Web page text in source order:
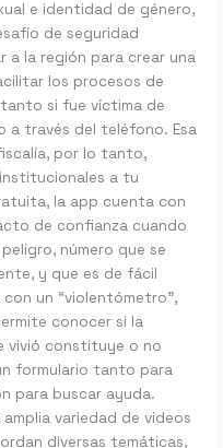
e identidad de género,
de seguridad
a la región para crear una
los procesos de
tanto si fue víctima de
a través del teléfono. Esa
por lo tanto,
a tu
la app cuenta con
de confianza cuando
número que se
y que es de fácil
un “violentómetro”,
conocer si la
vivió constituye o no
formulario tanto para
para buscar ayuda.
variedad de videos
diversas temáticas,